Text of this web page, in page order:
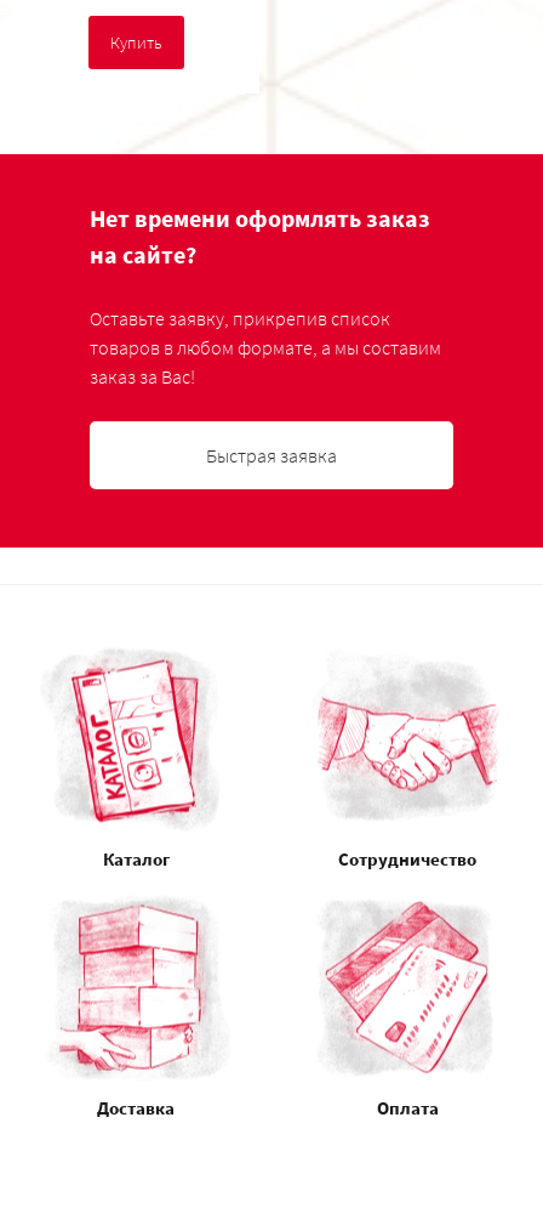
Купить
Нет времени оформлять заказ
на сайте?
Оставьте заявку, прикрепив список
товаров в любом формате, а мы составим
заказ за Вас!
Быстрая заявка
Каталог Сотрудничество
Доставка Оплата